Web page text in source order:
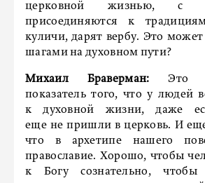
церковной жизнью, с
присоединяются к
куличи, дарят вербу. Это
шагами на духовном пути?
Михаил Браверман: Это
показатель того, что у людей
к духовной жизни, даже
еще не пришли в церковь. И
что в архетипе нашего
православие. Хорошо, чтобы
к Богу сознательно, чтобы